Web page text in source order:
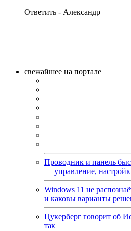
Ответить - Александр
свежайшее на портале
Проводник и панель
— управление,
Windows 11 не
и каковы варианты
Цукерберг говорит об
так